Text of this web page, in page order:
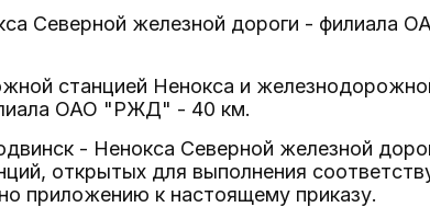
Северной железной дороги - филиала
станцией Ненокса и
ОАО "РЖД" - 40 км.
- Ненокса Северной железной
открытых для выполнения
приложению к настоящему приказу.